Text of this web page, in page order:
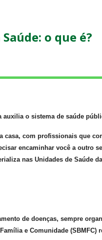
o que é?
o sistema de saúde
com profissionais que
encaminhar você a outro
nas Unidades de Saúde
de doenças, sempre
e Comunidade (SBMFC)